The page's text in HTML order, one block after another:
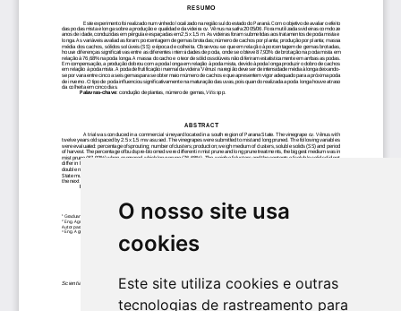
O nosso site usa
cookies
Este site utiliza cookies e outras
tecnologias de rastreamento para